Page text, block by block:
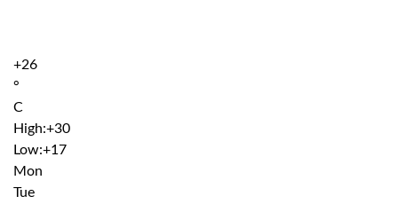
+26
°
C
High:+30
Low:+17
Mon
Tue